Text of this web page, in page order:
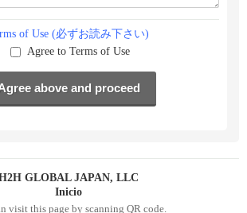
of Use (必ずお読み下さい)
Agree to Terms of Use
GLOBAL JAPAN, LLC
Inicio
visit this page by scanning QR code.